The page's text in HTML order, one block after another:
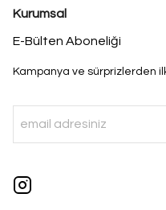
Kurumsal
E-Bülten Aboneliği
Kampanya ve sürprizlerden